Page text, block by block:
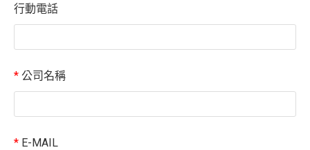
行動電話
* 公司名稱
* E-MAIL